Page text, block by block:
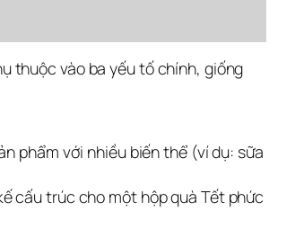
thuộc vào ba yếu tố chính, giống
phẩm với nhiều biến thể (ví dụ: sữa
cấu trúc cho một hộp quà Tết phức